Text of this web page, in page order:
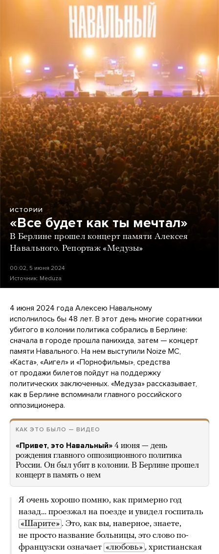
ИСТОРИИ
«Все будет как ты мечтал»
В Берлине прошел концерт памяти Алексея
Навального. Репортаж «Медузы»
00:02, 5 июня 2024
Источник: Meduza
4 июня 2024 года Алексею Навальному
исполнилось бы 48 лет. В этот день многие соратники
убитого в колонии политика собрались в Берлине:
сначала в городе прошла панихида, затем — концерт
памяти Навального. На нем выступили Noize MC,
«Каста», «Аигел» и «Порнофильмы», средства
от продажи билетов пойдут на поддержку
политических заключенных. «Медуза» рассказывает,
как в Берлине вспоминали главного российского
оппозиционера.
КАК ЭТО БЫЛО — ВИДЕО
«Привет, это Навальный» 4 июня — день
рождения главного оппозиционного политика
России. Он был убит в колонии. В Берлине прошел
концерт в память о нем
Я очень хорошо помню, как примерно год
назад… проезжал на поезде и увидел госпиталь
«Шарите» . Это, как вы, наверное, знаете,
не просто название больницы, это слово по-
французски означает «любовь» , христианская